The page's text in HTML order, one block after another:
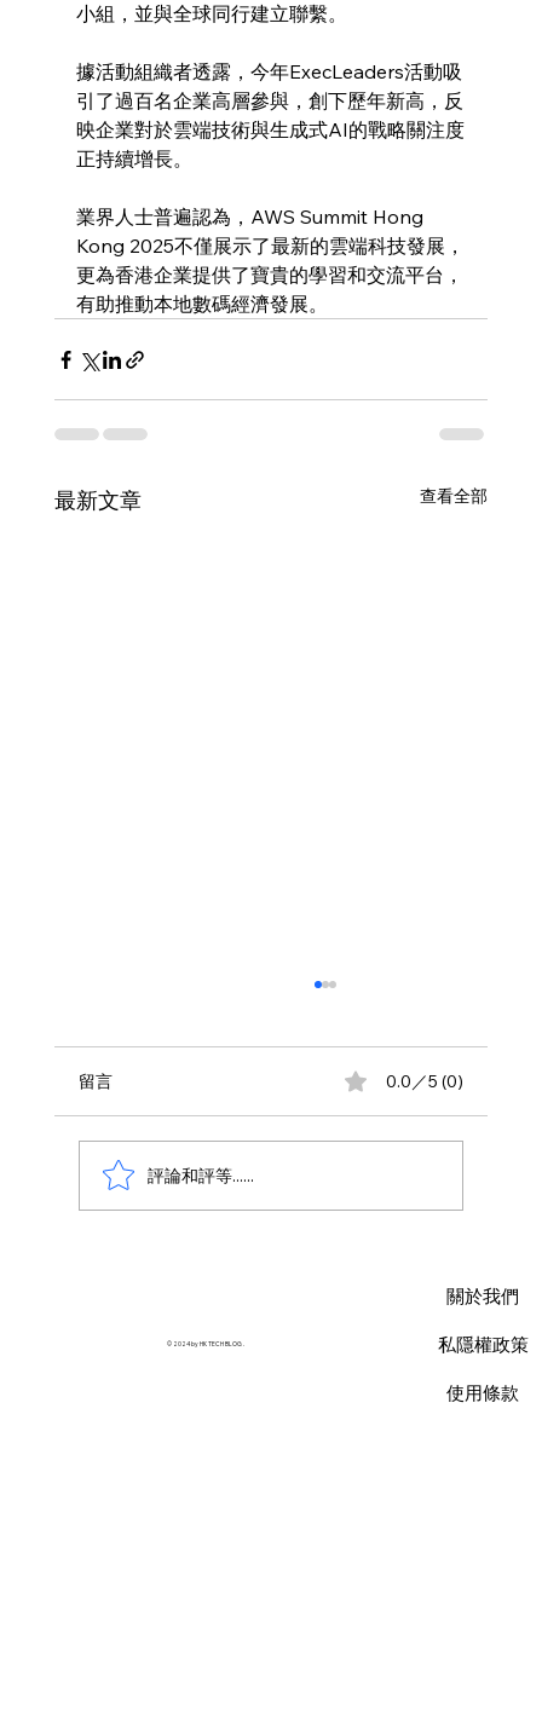
小組，並與全球同行建立聯繫。
據活動組織者透露，今年ExecLeaders活動吸
引了過百名企業高層參與，創下歷年新高，反
映企業對於雲端技術與生成式AI的戰略關注度
正持續增長。
業界人士普遍認為，AWS Summit Hong
Kong 2025不僅展示了最新的雲端科技發展，
更為香港企業提供了寶貴的學習和交流平台，
有助推動本地數碼經濟發展。
最新文章 查看全部
限制，用 Database Savings Plans 省下
留言 0.0／5 (0)
評論和評等......
© 2024 by HK TECH BLOG .
關於我們
私隱權政策
使用條款